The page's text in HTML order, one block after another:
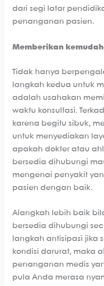
dari segi latar
penanganan pasien.
Memberikan
Tidak hanya
langkah kedua untuk
adalah usahakan
waktu konsultasi.
karena begitu sibuk,
untuk menyediakan
apakah dokter atau
bersedia dihubungi
mengenai penyakit
pasien dengan baik.
Alangkah lebih baik
bersedia dihubungi
langkah antisipasi jika
kondisi darurat, maka
penanganan medis
pula Anda merasa